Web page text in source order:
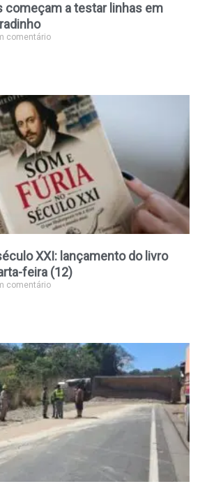
começam a testar linhas em
comentário
XXI: lançamento do livro
feira (12)
comentário